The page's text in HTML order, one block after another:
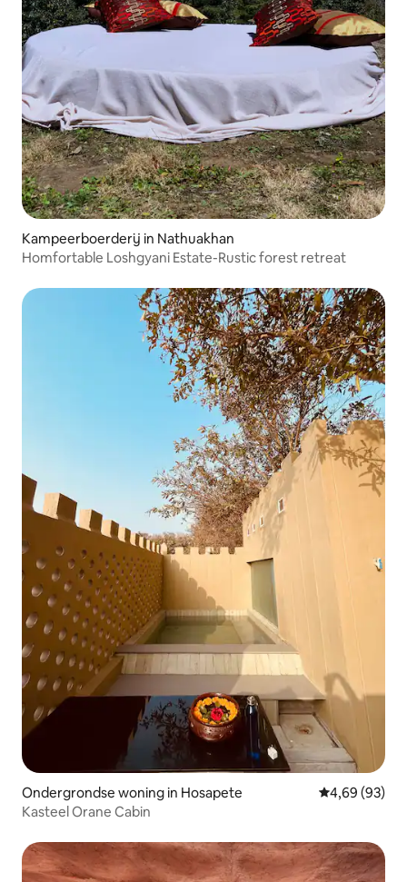
Kampeerboerderij in Nathuakhan
Homfortable Loshgyani Estate-Rustic forest retreat
Ondergrondse woning in Hosapete Gemiddelde
4,69 (93)
Kasteel Orane Cabin